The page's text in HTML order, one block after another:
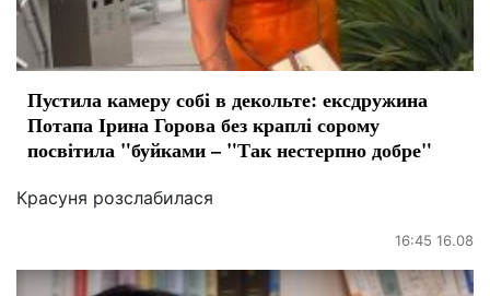
Пустила камеру собі в декольте: ексдружина
Потапа Ірина Горова без краплі сорому
посвітила "буйками – "Так нестерпно добре"
Красуня розслабилася
16:45 16.08